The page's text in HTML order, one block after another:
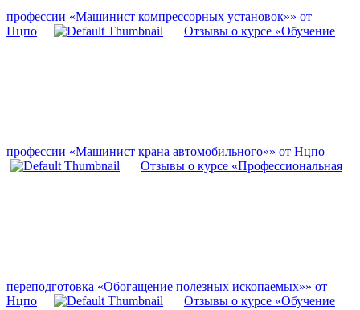
профессии «Машинист компрессорных установок»» от
Нцпо
Отзывы о курсе «Обучение
профессии «Машинист крана автомобильного»» от Нцпо
Отзывы о курсе «Профессиональная
переподготовка «Обогащение полезных ископаемых»» от
Нцпо
Отзывы о курсе «Обучение